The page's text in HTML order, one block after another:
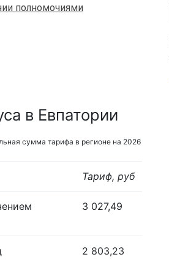
полномочиями
в Евпатории
сумма тарифа в регионе на 2026
Тариф, руб
3 027,49
2 803,23